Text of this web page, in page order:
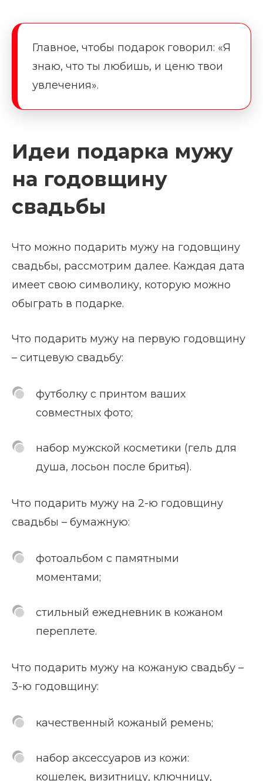
Главное, чтобы подарок говорил: «Я
знаю, что ты любишь, и ценю твои
увлечения».
Идеи подарка мужу
на годовщину
свадьбы
Что можно подарить мужу на годовщину
свадьбы, рассмотрим далее. Каждая дата
имеет свою символику, которую можно
обыграть в подарке.
Что подарить мужу на первую годовщину
– ситцевую свадьбу:
футболку с принтом ваших
совместных фото;
набор мужской косметики (гель для
душа, лосьон после бритья).
Что подарить мужу на 2-ю годовщину
свадьбы – бумажную:
фотоальбом с памятными
моментами;
стильный ежедневник в кожаном
переплете.
Что подарить мужу на кожаную свадьбу –
3-ю годовщину:
качественный кожаный ремень;
набор аксессуаров из кожи:
кошелек, визитницу, ключницу,